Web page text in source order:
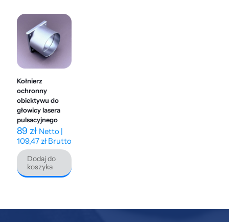
Kołnierz
ochronny
obiektywu do
głowicy lasera
pulsacyjnego
89 zł Netto |
109,47zł Brutto
Dodaj do
koszyka